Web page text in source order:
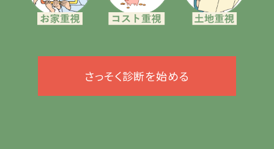
さっそく診断を始める